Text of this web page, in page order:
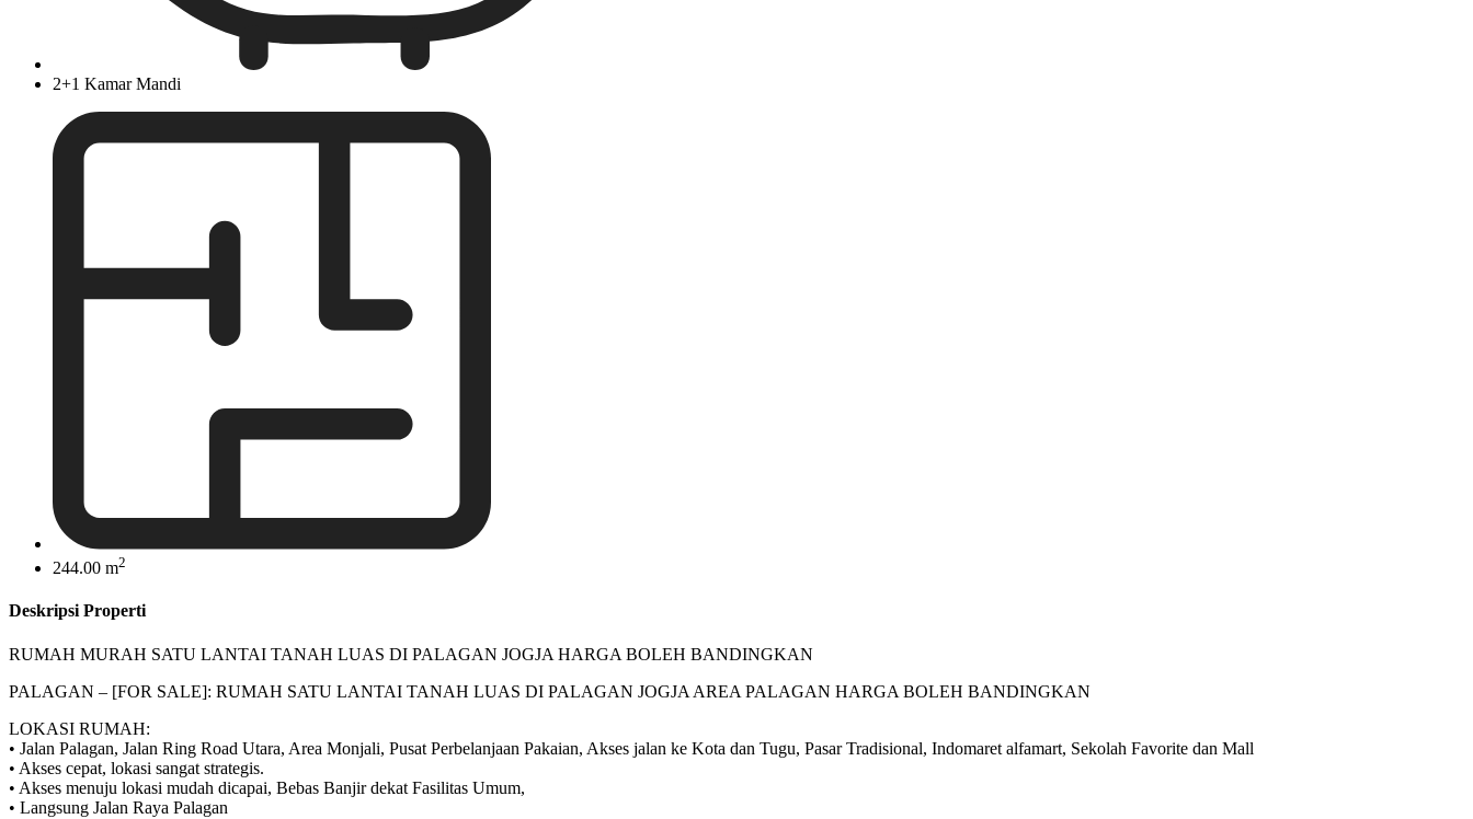
2+1 Kamar Mandi
244.00 m2
Deskripsi Properti
RUMAH MURAH SATU LANTAI TANAH LUAS DI PALAGAN JOGJA HARGA BOLEH BANDINGKAN
PALAGAN – [FOR SALE]: RUMAH SATU LANTAI TANAH LUAS DI PALAGAN JOGJA AREA PALAGAN HARGA BOLEH BANDINGKAN
LOKASI RUMAH:
• Jalan Palagan, Jalan Ring Road Utara, Area Monjali, Pusat Perbelanjaan Pakaian, Akses jalan ke Kota dan Tugu, Pasar Tradisional, Indomaret alfamart, Sekolah Favorite dan Mall
• Akses cepat, lokasi sangat strategis.
• Akses menuju lokasi mudah dicapai, Bebas Banjir dekat Fasilitas Umum,
• Langsung Jalan Raya Palagan